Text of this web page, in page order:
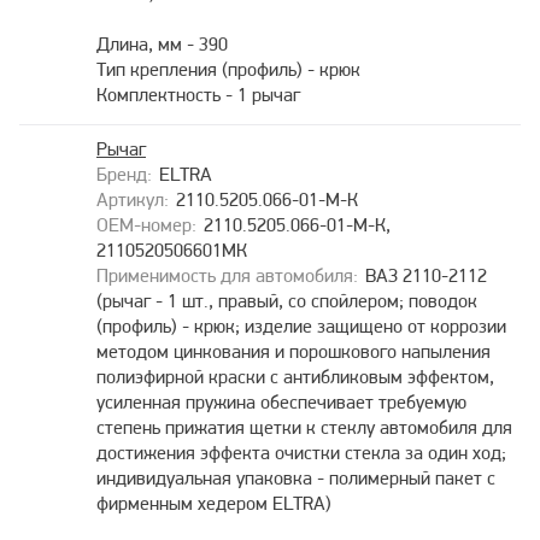
Длина, мм - 390
Тип крепления (профиль) - крюк
Комплектность - 1 рычаг
ELTRA
2110.5205.066-01-М-К
2110.5205.066-01-М-К,
2110520506601МК
Рычаг
ВАЗ 2110-2112
(рычаг - 1 шт., правый, со спойлером; поводок
(профиль) - крюк; изделие защищено от коррозии
методом цинкования и порошкового напыления
полиэфирной краски с антибликовым эффектом,
усиленная пружина обеспечивает требуемую
степень прижатия щетки к стеклу автомобиля для
достижения эффекта очистки стекла за один ход;
индивидуальная упаковка - полимерный пакет с
фирменным хедером ELTRA)